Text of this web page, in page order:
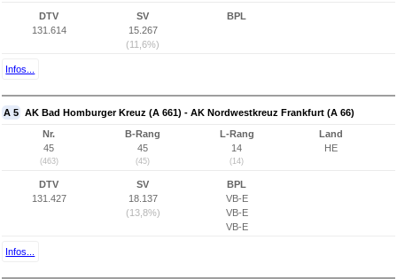
DTV
131.614
SV
15.267
(11,6%)
BPL
Infos...
A 5 AK Bad Homburger Kreuz (A 661) - AK Nordwestkreuz Frankfurt (A 66)
Nr.
45
(463)
B-Rang
45
(45)
L-Rang
14
(14)
Land
HE
DTV
131.427
SV
18.137
(13,8%)
BPL
VB-E
VB-E
VB-E
Infos...